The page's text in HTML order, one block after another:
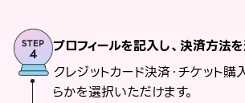
プロフィールを記入し、決済方法
クレジットカード決済・チケット購
らかを選択いただけます。